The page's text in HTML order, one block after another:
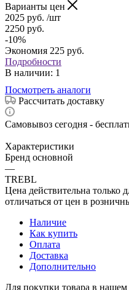
Варианты цен
2025 руб. /шт
2250 руб.
-10%
Экономия 225 руб.
Подробности
В наличии: 1
Посмотреть аналоги
Рассчитать доставку
Самовывоз сегодня -
Характеристики
Бренд основной
—
TREBL
Цена действительна только
отличаться от цен в
Наличие
Как купить
Оплата
Доставка
Дополнительно
Для покупки товара в